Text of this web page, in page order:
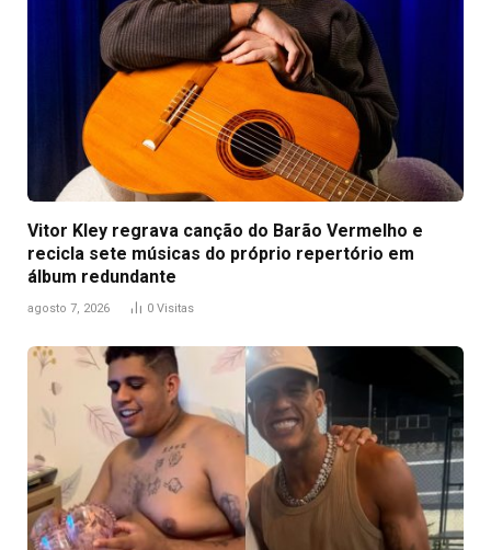
Vitor Kley regrava canção do Barão Vermelho e
recicla sete músicas do próprio repertório em
álbum redundante
agosto 7, 2026 0 Visitas